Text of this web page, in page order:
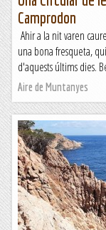
Camprodon
Ahir a la nit varen
una bona fresqueta,
d'aquests últims dies.
Aire de Muntanyes